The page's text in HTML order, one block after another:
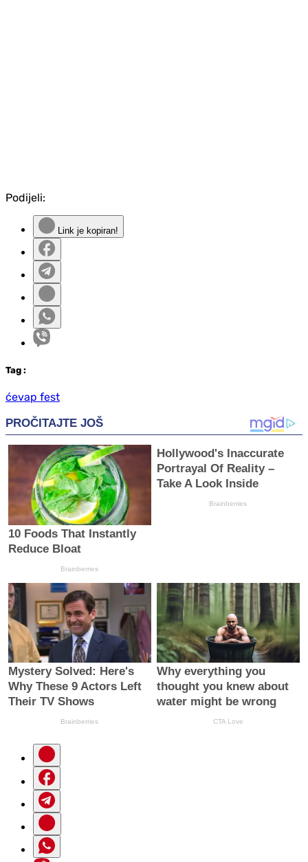
Podijeli:
Link je kopiran!
Tag :
ćevap fest